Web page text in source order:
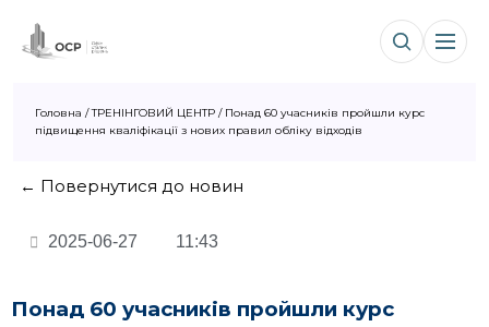
Головна /ТРЕНІНГОВИЙ ЦЕНТР / Понад 60 учасників пройшли курс
підвищення кваліфікації з нових правил обліку відходів
← Повернутися до новин
2025-06-27 11:43
Понад 60 учасників пройшли курс